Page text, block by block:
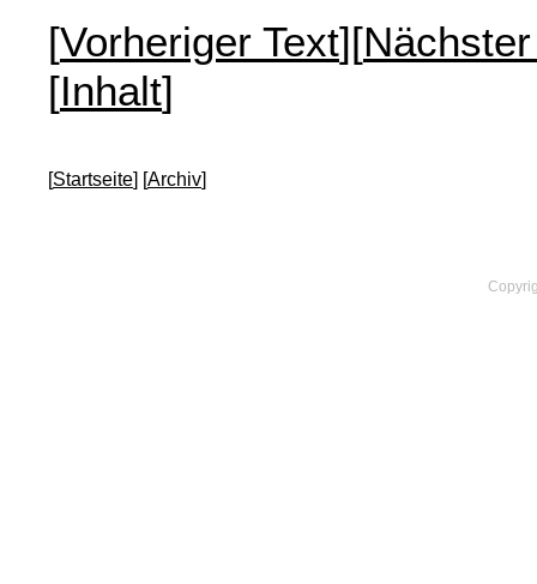
[Vorheriger Text][
[Inhalt]
[Startseite] [Archiv]